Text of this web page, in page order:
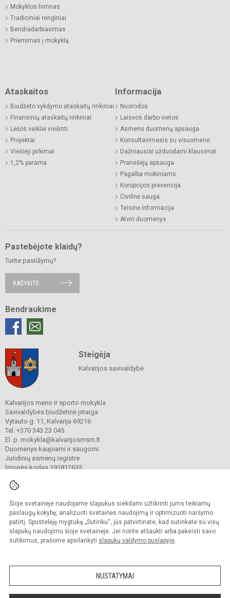
Šioje svetainėje naudojame slapukus siekdami užtikrinti jums teikiamų
paslaugų kokybę, analizuoti svetainės naudojimą ir optimizuoti naršymo
patirtį. Spustelėję mygtuką „Sutinku“, jūs patvirtinate, kad sutinkate su visų
slapukų naudojimu šioje svetainėje. Jei norite atšaukti arba pakeisti savo
sutikimus, prašome apsilankyti slapukų valdymo puslapyje.
NUSTATYMAI
Mokyklos himnas
Tradiciniai renginiai
Bendradarbiavimas
Priėmimas į mokyklą
Ataskaitos
Biudžeto vykdymo ataskaitų rinkiniai
Finansinių ataskaitų rinkiniai
Lėšos veiklai viešinti
Projektai
Viešieji pirkimai
1,2% parama
Informacija
Nuorodos
Laisvos darbo vietos
Asmens duomenų apsauga
Konsultavimasis su visuomene
Dažniausiai užduodami klausimai
Pranešėjų apsauga
Pagalba mokiniams
Korupcijos prevencija
Civilinė sauga
Teisinė informacija
Atviri duomenys
Pastebėjote klaidų?
Turite pasiūlymų?
RAŠYKITE
Bendraukime
Steigėja
Kalvarijos savivaldybė
Kalvarijos meno ir sporto mokykla
Savivaldybės biudžetinė įstaiga
Vytauto g. 11, Kalvarija 69216
Tel. +370 343 23 045
El. p. mokykla@kalvarijosmsm.lt
Duomenys kaupiami ir saugomi
Juridinių asmenų registre
Įmonės kodas 191812635
© 2023. Kalvarijos meno ir sporto mokykla. Visos teisės saugomos.
Kopijuoti turinį be raštiško įstaigos administracijos sutikimo griežtai draudžiama.
Prieinamumo paraiška Slapukų valdymas
Sumanus būdas atnaujinti